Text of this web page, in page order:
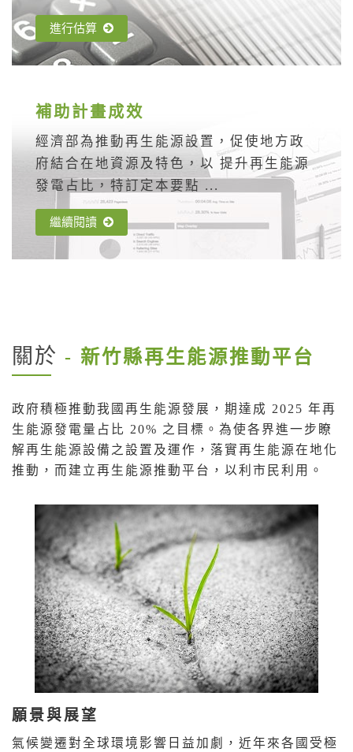
進行估算
補助計畫成效
經濟部為推動再生能源設置，促使地方政
府結合在地資源及特色，以 提升再生能源
發電占比，特訂定本要點 ...
繼續閱讀
關於 - 新竹縣再生能源推動平台
政府積極推動我國再生能源發展，期達成 2025 年再
生能源發電量占比 20% 之目標。為使各界進一步瞭
解再生能源設備之設置及運作，落實再生能源在地化
推動，而建立再生能源推動平台，以利市民利用。
願景與展望
氣候變遷對全球環境影響日益加劇，近年來各國受極